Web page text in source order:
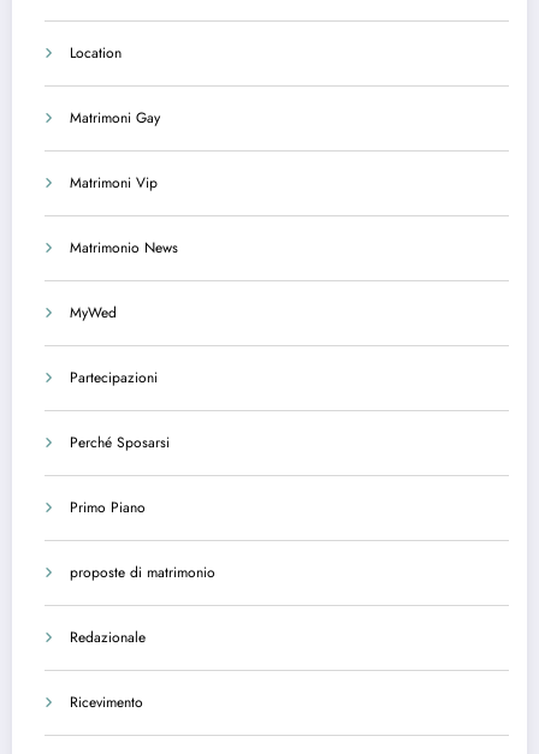
Location
Matrimoni Gay
Matrimoni Vip
Matrimonio News
MyWed
Partecipazioni
Perché Sposarsi
Primo Piano
proposte di matrimonio
Redazionale
Ricevimento